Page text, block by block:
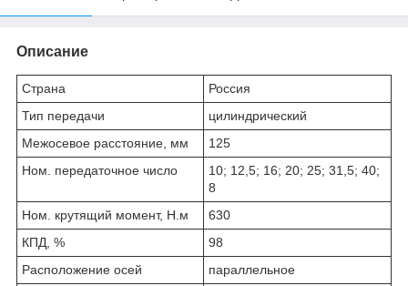
Описание
Страна
Россия
Тип передачи
цилиндрический
Межосевое расстояние, мм
125
Ном. передаточное число
10; 12,5; 16; 20; 25; 31,5; 40;
8
Ном. крутящий момент, Н.м
630
КПД, %
98
Расположение осей
параллельное